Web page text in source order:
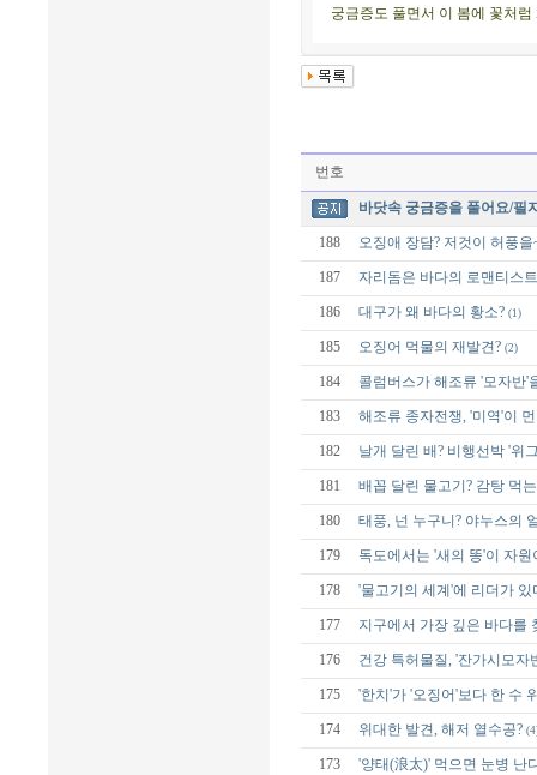
궁금증도 풀면서 이 봄에 꽃처
번호
바닷속 궁금증을 풀어요/필
188 오징애 장담? 저것이 허풍을
187 자리돔은 바다의 로맨티스
186 대구가 왜 바다의 황소? (1)
185 오징어 먹물의 재발견? (2)
184 콜럼버스가 해조류 '모자반'
183 해조류 종자전쟁, '미역'이
182 날개 달린 배? 비행선박 '위
181 배꼽 달린 물고기? 감탕 먹
180 태풍, 넌 누구니? 야누스의
179 독도에서는 '새의 똥'이 자원
178 '물고기의 세계'에 리더가 있
177 지구에서 가장 깊은 바다를
176 건강 특허물질, '잔가시모자
175 '한치'가 '오징어'보다 한 수
174 위대한 발견, 해저 열수공?
173 '양태(浪太)' 먹으면 눈병 난